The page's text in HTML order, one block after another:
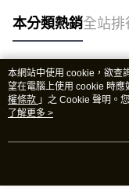
本分類熱銷全站排
熱門標籤
本網站中使用 cookie，欲查
望在電腦上使用 cookie 時應
權條款 」之 Cookie 聲明。
用條款之 Cookie 聲明使用
了解更多 >